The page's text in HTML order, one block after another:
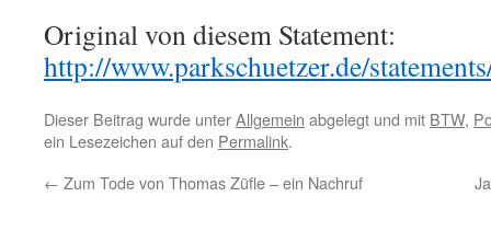
Original von diesem Statement:
http://www.parkschuetzer.de/
Dieser Beitrag wurde unterAllgemein abgelegt und mit BTW,
ein Lesezeichen auf den Permalink.
← Zum Tode von Thomas Züfle – ein Nachruf